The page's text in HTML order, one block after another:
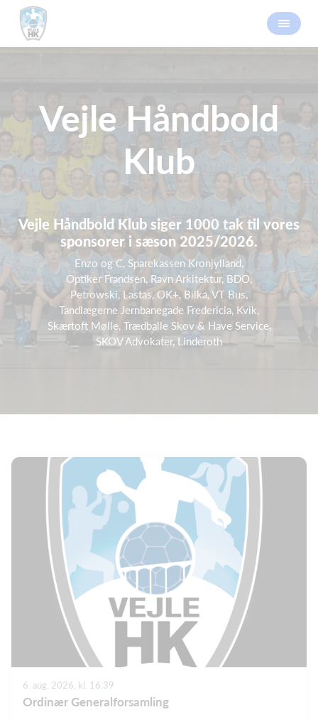
Vejle Håndbold
Klub
Vejle Håndbold Klub siger 1000 tak til vores
sponsorer i sæson 2025/2026.
Enzo og C, Sparekassen Kronjylland,
Optiker Frandsen, Ravn Arkitektur, BDO,
Petrowski, Lastas, OK+, Bilka, VT Bus,
Tandlægerne Jernbanegade Fredericia, Kvik,
Skærtoft Mølle, Trædballe Skov & Have Service,
SKOV Advokater, Linderoth
6. aug. 2026, kl. 16.39
Ordinær Generalforsamling